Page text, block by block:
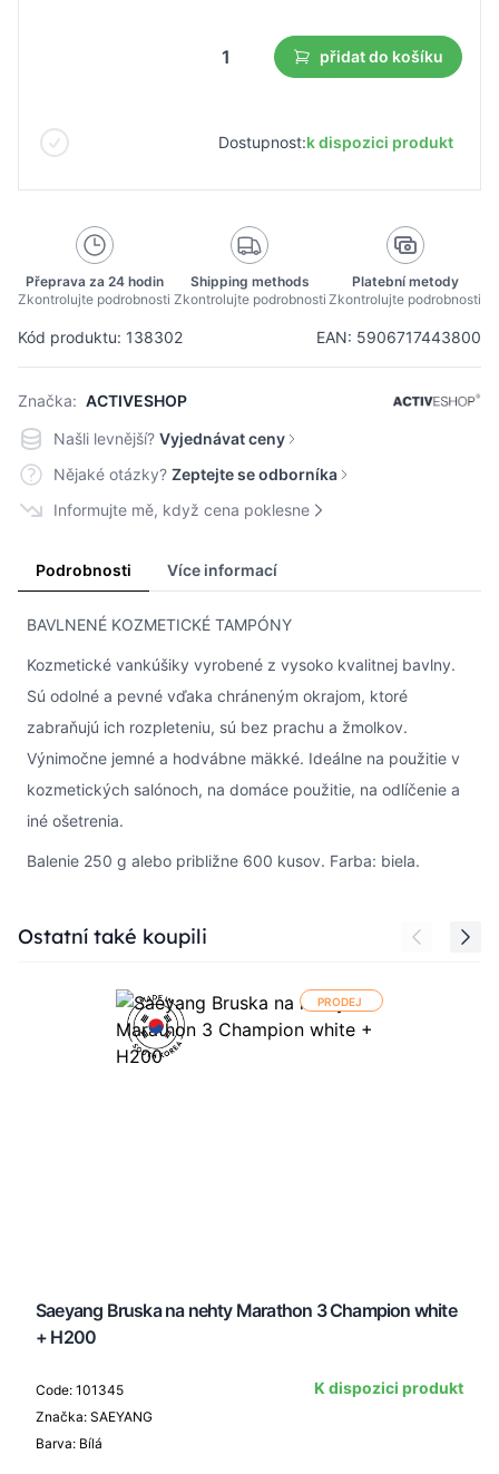
Kód produktu: 138302 EAN: 5906717443800
Značka: ACTIVESHOP
přidat do košíku
Dostupnost:k dispozici produkt
Přeprava za 24 hodin
Zkontrolujte podrobnosti
Shipping methods
Zkontrolujte podrobnosti
Platební metody
Zkontrolujte podrobnosti
Našli levnější? Vyjednávat ceny
Nějaké otázky? Zeptejte se odborníka
Informujte mě, když cena poklesne
Podrobnosti Více informací
BAVLNENÉ KOZMETICKÉ TAMPÓNY
Kozmetické vankúšiky vyrobené z vysoko kvalitnej bavlny.
Sú odolné a pevné vďaka chráneným okrajom, ktoré
zabraňujú ich rozpleteniu, sú bez prachu a žmolkov.
Výnimočne jemné a hodvábne mäkké. Ideálne na použitie v
kozmetických salónoch, na domáce použitie, na odlíčenie a
iné ošetrenia.
Balenie 250 g alebo približne 600 kusov. Farba: biela.
Press to skip carousel
Ostatní také koupili
PRODEJ
Saeyang Bruska na nehty Marathon 3 Champion white
+ H200
Code: 101345
Značka: SAEYANG
Barva: Bílá
K dispozici produkt